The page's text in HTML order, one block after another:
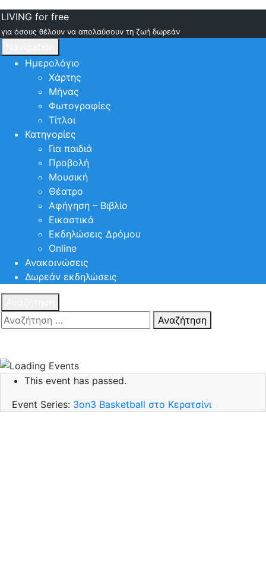
LIVING for free
για όσους θέλουν να απολαύσουν τη ζωή δωρεάν
Ημερολόγιο
Χάρτης
Μήνας
Φωτογραφίες
Τίτλοι
Κατηγορίες
Για παιδιά
Προβολή
Μουσική
Θέατρο
Αφήγηση – Βιβλίο
Εικαστικά
Εκδηλώσεις Δρόμου
Online
Ανακοινώσεις
Δωρεάν εκδηλώσεις
Αναζήτηση
This event has passed.
Event Series: 3on3 Basketball στο Κερατσίνι